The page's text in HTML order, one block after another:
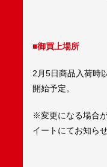
■御買上場所
2月5日商品入荷時
開始予定。
※変更になる場合
イートにてお知ら